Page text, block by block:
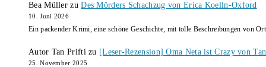
Bea Müller zuDes Mörders Schachzug von Erica Koelln-Oxford
10. Juni 2026
Ein packender Krimi, eine schöne Geschichte, mit tolle Beschreibungen von
Autor Tan Prifti zu [Leser-Rezension] Oma Neta ist Crazy von
25. November 2025